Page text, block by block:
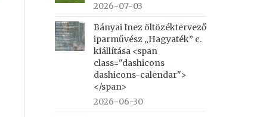
2026-07-03
Bányai Inez öltözéktervező
iparművész „Hagyaték” c.
kiállítása <span
class="dashicons
dashicons-calendar">
</span>
2026-06-30